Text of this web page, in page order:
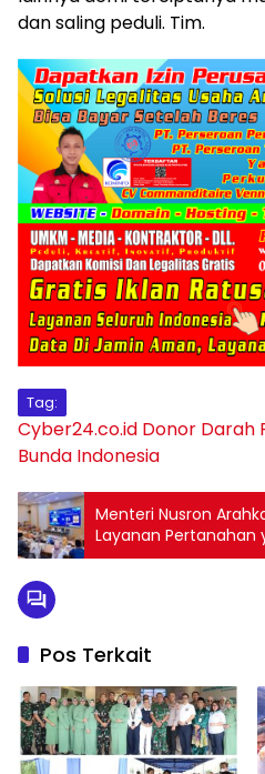
dan saling peduli. Tim.
Tag:
Cyber24.co.id Donor Darah
Bunda Indonesia
Menteri Nusron
Layanan
Tuntutan Generasi
Pos Terkait